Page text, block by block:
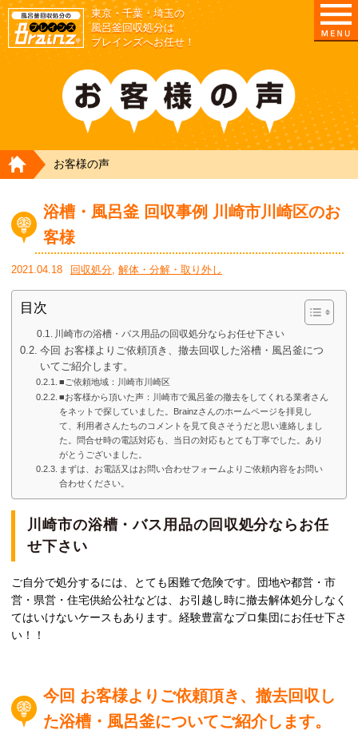
東京/埼玉/千葉/神奈川の 風呂釜撤去・取外し・処分
東京・千葉・埼玉の
風呂釜回収処分は
ブレインズへお任せ！
HOME
お客様の声
浴槽・風呂釜 回収事例 川崎市川崎区のお
客様
2021.04.18 回収処分, 解体・分解・取り外し
目次
川崎市の浴槽・バス用品の回収処分ならお任せ下さい
今回 お客様よりご依頼頂き、撤去回収した浴槽・風呂釜につ
いてご紹介します。
■ご依頼地域：川崎市川崎区
■お客様から頂いた声：川崎市で風呂釜の撤去をしてくれる業者さん
をネットで探していました。Brainzさんのホームページを拝見し
て、利用者さんたちのコメントを見て良さそうだと思い連絡しまし
た。問合せ時の電話対応も、当日の対応もとても丁寧でした。あり
がとうございました。
まずは、お電話又はお問い合わせフォームよりご依頼内容をお問い
合わせください。
川崎市の浴槽・バス用品の回収処分ならお任
せ下さい
ご自分で処分するには、とても困難で危険です。団地や都営・市
営・県営・住宅供給公社などは、お引越し時に撤去解体処分しなく
てはいけないケースもあります。経験豊富なプロ集団にお任せ下さ
い！！
今回 お客様よりご依頼頂き、撤去回収 し
た浴槽・風呂釜についてご紹介します。